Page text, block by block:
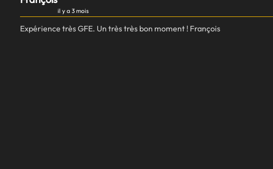
il y a 3 mois
Expérience très GFE. Un très très bon moment ! François